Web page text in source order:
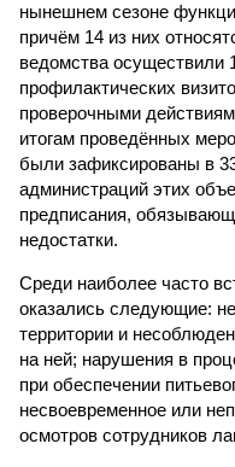
нынешнем сезоне
причём 14 из них
ведомства осуществили
профилактических
проверочными
итогам проведённых
были зафиксированы в
администраций этих
предписания,
недостатки.
Среди наиболее часто
оказались следующие:
территории и
на ней; нарушения в
при обеспечении
несвоевременное или
осмотров сотрудников